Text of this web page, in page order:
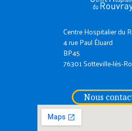
Centre Hospitalier du
4 rue Paul Éluard
BP45
76301 Sotteville-lès-
Nous